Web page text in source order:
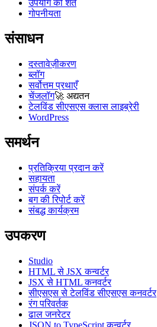
उपयोग की शर्तें
गोपनीयता
संसाधन
दस्तावेज़ीकरण
ब्लॉग
सर्वोत्तम प्रथाएँ
चेंजलॉग🚀 अद्यतन
टेलविंड सीएसएस क्लास लाइब्रेरी
WordPress
समर्थन
प्रतिक्रिया प्रदान करें
सहायता
संपर्क करें
बग की रिपोर्ट करें
संबद्ध कार्यक्रम
उपकरण
Studio
HTML से JSX कन्वर्टर
JSX से HTML कनवर्टर
सीएसएस से टेलविंड सीएसएस कनवर्टर
रंग परिवर्तक
ढाल जनरेटर
JSON to TypeScript कन्वर्टर